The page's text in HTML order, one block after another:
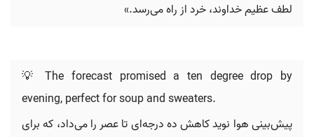
لطف عظیم خداوند، خرد از راه می‌رسد.»
💡 The forecast promised a ten degree drop by
evening, perfect for soup and sweaters.
پیش‌بینی هوا نوید کاهش ده درجه‌ای تا عصر را می‌داد، که برای